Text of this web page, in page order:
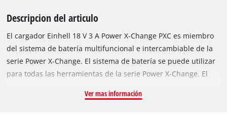
Descripcion del articulo
El cargador Einhell 18 V 3 A Power X-Change PXC es miembro
del sistema de batería multifuncional e intercambiable de la
serie Power X-Change. El sistema de batería se puede utilizar
para todas las herramientas de la serie Power X-Change. El
utilizar universalmente para todas las baterías recargables
Ver mas información